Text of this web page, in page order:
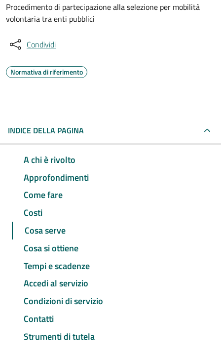
Procedimento di partecipazione alla selezione per mobilità
volontaria tra enti pubblici
Condividi
Normativa di riferimento
INDICE DELLA PAGINA
A chi è rivolto
Approfondimenti
Come fare
Costi
Cosa serve
Cosa si ottiene
Tempi e scadenze
Accedi al servizio
Condizioni di servizio
Contatti
Strumenti di tutela